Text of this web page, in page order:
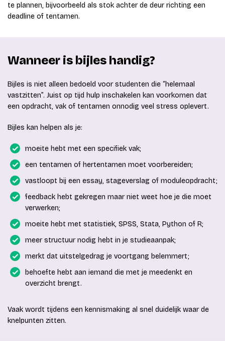
te plannen, bijvoorbeeld als stok achter de deur richting een
deadline of tentamen.
Wanneer is bijles handig?
Bijles is niet alleen bedoeld voor studenten die “helemaal
vastzitten”. Juist op tijd hulp inschakelen kan voorkomen dat
een opdracht, vak of tentamen onnodig veel stress oplevert.
Bijles kan helpen als je:
moeite hebt met een specifiek vak;
een tentamen of hertentamen moet voorbereiden;
vastloopt bij een essay, stageverslag of moduleopdracht;
feedback hebt gekregen maar niet weet hoe je die moet
verwerken;
moeite hebt met statistiek, SPSS, Stata, Python of R;
meer structuur nodig hebt in je studieaanpak;
merkt dat uitstelgedrag je voortgang belemmert;
behoefte hebt aan iemand die met je meedenkt en
overzicht brengt.
Vaak wordt tijdens een kennismaking al snel duidelijk waar de
knelpunten zitten.